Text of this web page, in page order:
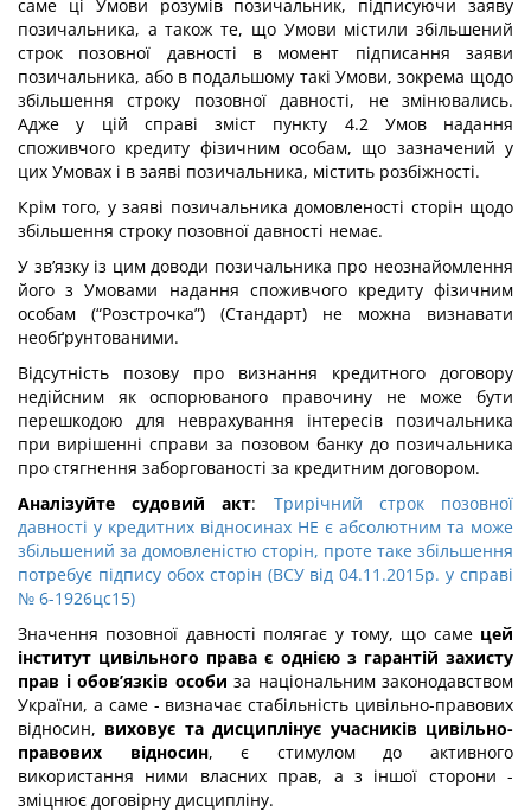
саме ці Умови розумів позичальник, підписуючи заяву
позичальника, а також те, що Умови містили збільшений
строк позовної давності в момент підписання заяви
позичальника, або в подальшому такі Умови, зокрема щодо
збільшення строку позовної давності, не змінювались.
Адже у цій справі зміст пункту 4.2 Умов надання
споживчого кредиту фізичним особам, що зазначений у
цих Умовах і в заяві позичальника, містить розбіжності.
Крім того, у заяві позичальника домовленості сторін щодо
збільшення строку позовної давності немає.
У зв’язку із цим доводи позичальника про неознайомлення
його з Умовами надання споживчого кредиту фізичним
особам (“Розстрочка”) (Стандарт) не можна визнавати
необґрунтованими.
Відсутність позову про визнання кредитного договору
недійсним як оспорюваного правочину не може бути
перешкодою для неврахування інтересів позичальника
при вирішенні справи за позовом банку до позичальника
про стягнення заборгованості за кредитним договором.
Аналізуйте судовий акт: Трирічний строк позовної
давності у кредитних відносинах НЕ є абсолютним та може
збільшений за домовленістю сторін, проте таке збільшення
потребує підпису обох сторін (ВСУ від 04.11.2015р. у справі
№ 6-1926цс15)
Значення позовної давності полягає у тому, що саме цей
інститут цивільного права є однією з гарантій захисту
прав і обов’язків особи за національним законодавством
України, а саме - визначає стабільність цивільно-правових
відносин, виховує та дисциплінує учасників цивільно-
правових відносин, є стимулом до активного
використання ними власних прав, а з іншої сторони -
зміцнює договірну дисципліну.